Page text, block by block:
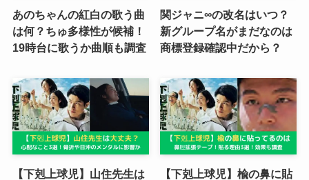
あのちゃんの紅白の歌う曲
は何？ちゅ多様性が候補！
19時台に歌うか曲順も調査
関ジャニ∞の改名はいつ？
新グループ名がまだなのは
商標登録確認中だから？
【下剋上球児】山住先生は
【下剋上球児】楡の鼻に貼